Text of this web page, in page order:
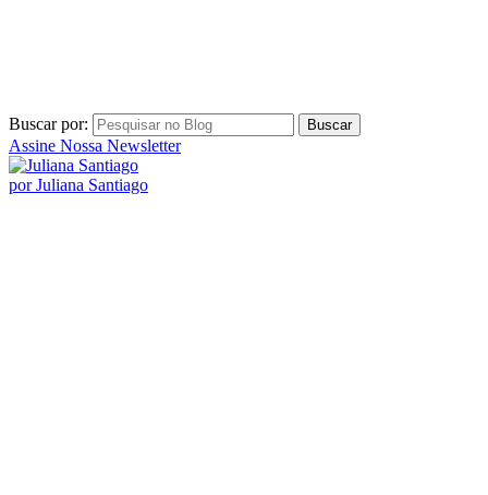
Buscar por:
Assine Nossa Newsletter
por Juliana Santiago